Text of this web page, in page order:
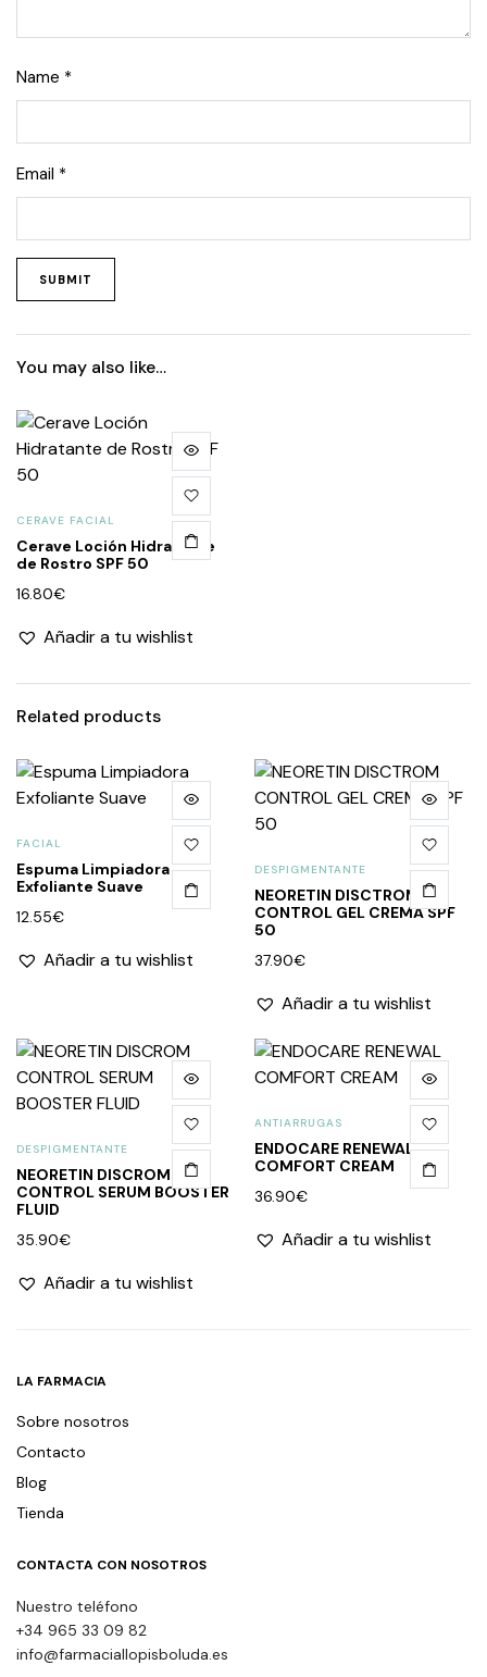
Name *
Email *
You may also like…
CERAVE FACIAL
Cerave Loción Hidratante
de Rostro SPF 50
16.80€
Añadir a tu wishlist
Related products
FACIAL
Espuma Limpiadora
Exfoliante Suave
12.55€
Añadir a tu wishlist
DESPIGMENTANTE
NEORETIN DISCTROM
CONTROL GEL CREMA SPF
50
37.90€
Añadir a tu wishlist
DESPIGMENTANTE
NEORETIN DISCROM
CONTROL SERUM BOOSTER
FLUID
35.90€
Añadir a tu wishlist
ANTIARRUGAS
ENDOCARE RENEWAL
COMFORT CREAM
36.90€
Añadir a tu wishlist
LA FARMACIA
Sobre nosotros
Contacto
Blog
Tienda
CONTACTA CON NOSOTROS
Nuestro teléfono
+34 965 33 09 82
info@farmaciallopisboluda.es